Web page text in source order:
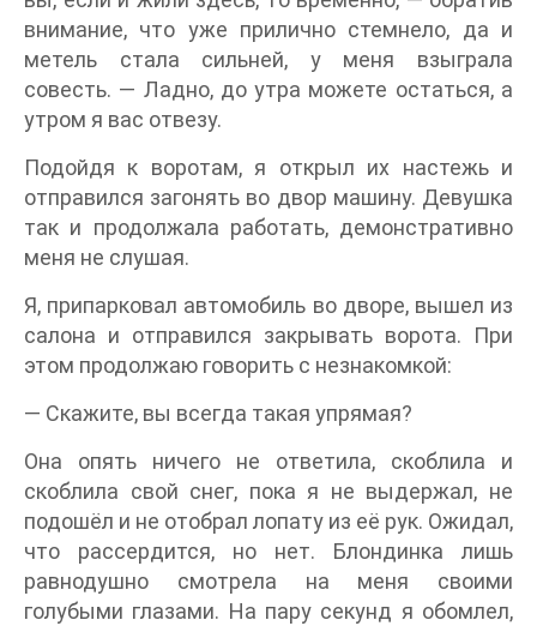
внимание, что уже прилично стемнело, да и
метель стала сильней, у меня взыграла
совесть. — Ладно, до утра можете остаться, а
утром я вас отвезу.
Подойдя к воротам, я открыл их настежь и
отправился загонять во двор машину. Девушка
так и продолжала работать, демонстративно
меня не слушая.
Я, припарковал автомобиль во дворе, вышел из
салона и отправился закрывать ворота. При
этом продолжаю говорить с незнакомкой:
— Скажите, вы всегда такая упрямая?
Она опять ничего не ответила, скоблила и
скоблила свой снег, пока я не выдержал, не
подошёл и не отобрал лопату из её рук. Ожидал,
что рассердится, но нет. Блондинка лишь
равнодушно смотрела на меня своими
голубыми глазами. На пару секунд я обомлел,